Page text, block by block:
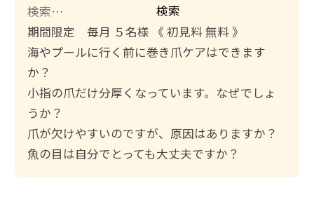
検
索
:
期間限定 毎月 ５名様 《 初見料 無料 》
海やプールに行く前に巻き爪ケアはできます
か？
小指の爪だけ分厚くなっています。なぜでしょ
うか？
爪が欠けやすいのですが、原因はありますか？
魚の目は自分でとっても大丈夫ですか？